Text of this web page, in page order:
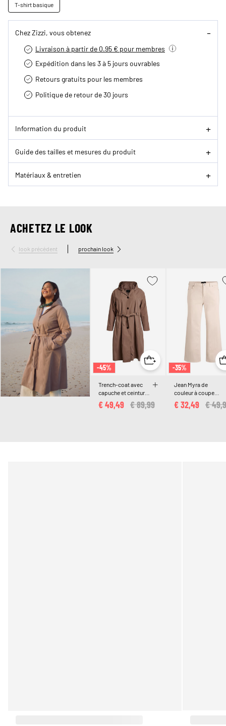
T-shirt basique
Chez Zizzi, vous obtenez
Livraison à partir de 0.95 € pour membres
Expédition dans les 3 à 5 jours ouvrables
Retours gratuits pour les membres
Politique de retour de 30 jours
Information du produit
Guide des tailles et mesures du produit
Matériaux & entretien
ACHETEZ LE LOOK
look précédent prochain look
-45%
Trench-coat avec
capuche et ceinture
à nouer
Price reduced from
€ 89,99
€ 49,49
-35%
Jean Myra de
couleur à coupe
large et taille haute
Price
€
€ 32,49